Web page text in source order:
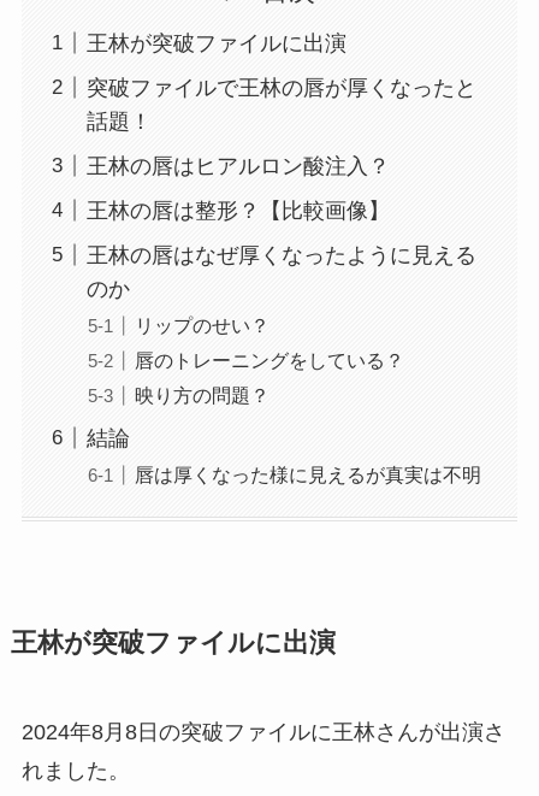
王林が突破ファイルに出演
突破ファイルで王林の唇が厚くなったと
話題！
王林の唇はヒアルロン酸注入？
王林の唇は整形？【比較画像】
王林の唇はなぜ厚くなったように見える
のか
リップのせい？
唇のトレーニングをしている？
映り方の問題？
結論
唇は厚くなった様に見えるが真実は不明
王林が突破ファイルに出演
2024年8月8日の突破ファイルに王林さんが出演さ
れました。